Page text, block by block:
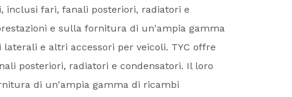
inclusi fari, fanali posteriori, radiatori e
e sulla fornitura di un'ampia gamma
e altri accessori per veicoli. TYC offre
posteriori, radiatori e condensatori. Il loro
di un'ampia gamma di ricambi